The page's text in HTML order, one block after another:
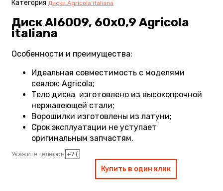
Категория Диски Agricola italiana
Диск AI6009, 60х0,9 Agricola
italiana
Особенности и преимущества:
Идеальная совместимость с моделями
сеялок: Agricola;
Тело диска изготовлено из высокопрочной
нержавеющей стали;
Ворошилки изготовлены из латуни;
Срок эксплуатации не уступает
оригинальным запчастям.
Укажите телефон
Купить в один клик